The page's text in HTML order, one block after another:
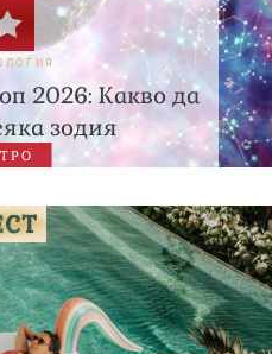
2026: Какво да
зодия